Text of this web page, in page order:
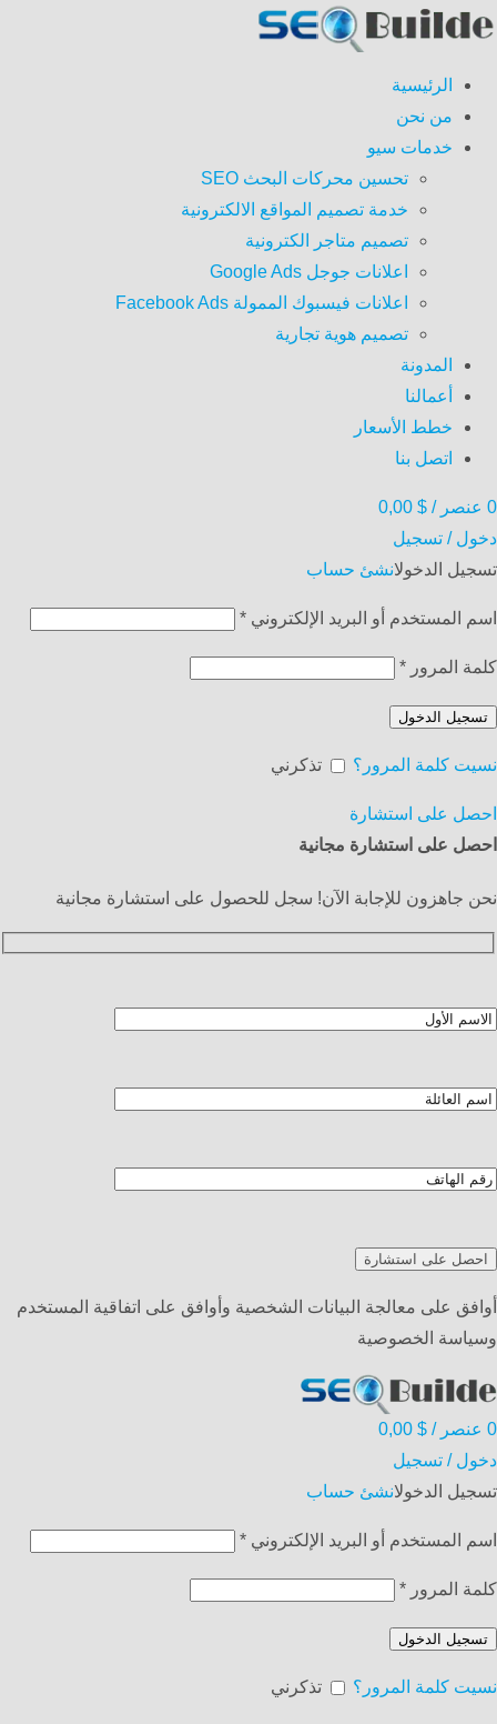
الرئيسية
من نحن
خدمات سيو
تحسين محركات البحث SEO
خدمة تصميم المواقع الالكترونية
تصميم متاجر الكترونية
اعلانات جوجل Google Ads
اعلانات فيسبوك الممولة Facebook Ads
تصميم هوية تجارية
المدونة
أعمالنا
خطط الأسعار
اتصل بنا
0 عنصر /
0,00 $
دخول / تسجيل
تسجيل الدخولانشئ حساب
اسم المستخدم أو البريد الإلكتروني *
كلمة المرور *
تسجيل الدخول
نسيت كلمة المرور؟ تذكرني
احصل على استشارة
احصل على استشارة مجانية
نحن جاهزون للإجابة الآن! سجل للحصول على استشارة مجانية
أوافق على معالجة البيانات الشخصية وأوافق على اتفاقية المستخدم
وسياسة الخصوصية
0 عنصر /
0,00 $
دخول / تسجيل
تسجيل الدخولانشئ حساب
اسم المستخدم أو البريد الإلكتروني *
كلمة المرور *
تسجيل الدخول
نسيت كلمة المرور؟ تذكرني